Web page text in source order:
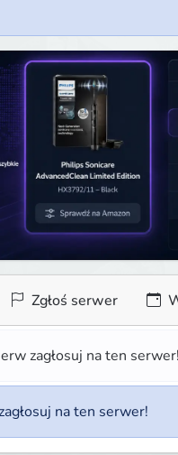
Zgłoś serwer
zagłosuj na ten serwer!
na ten serwer!